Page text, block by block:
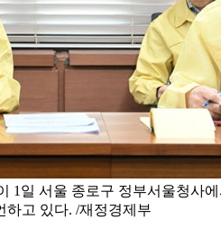
1일 서울 종로구 정부서울청사
하고 있다. /재정경제부